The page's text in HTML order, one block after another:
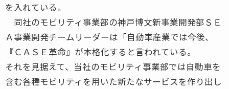
を入れている。
同社のモビリティ事業部の神戸博文新事業開発部ＳＥ
Ａ事業開発チームリーダーは「自動車産業では今後、
『ＣＡＳＥ革命』が本格化すると言われている。
それを見据えて、当社のモビリティ事業部では自動車を
含む各種モビリティを用いた新たなサービスを作り出し